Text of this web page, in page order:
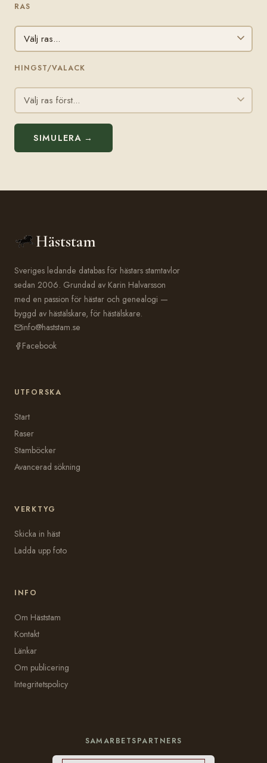
RAS
HINGST/VALACK
SIMULERA →
Häststam
Sveriges ledande databas för hästars stamtavlor
sedan 2006. Grundad av Karin Halvarsson
med en passion för hästar och genealogi —
byggd av hästälskare, för hästälskare.
info@haststam.se
Facebook
UTFORSKA
Start
Raser
Stamböcker
Avancerad sökning
VERKTYG
Skicka in häst
Ladda upp foto
INFO
Om Häststam
Kontakt
Länkar
Om publicering
Integritetspolicy
SAMARBETSPARTNERS